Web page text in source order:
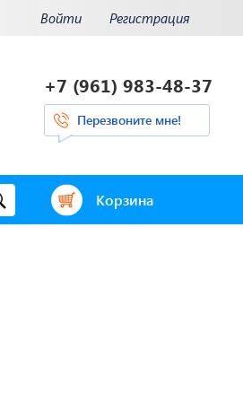
Войти Регистрация
+7 (961) 983-48-37
Перезвоните мне!
Корзина